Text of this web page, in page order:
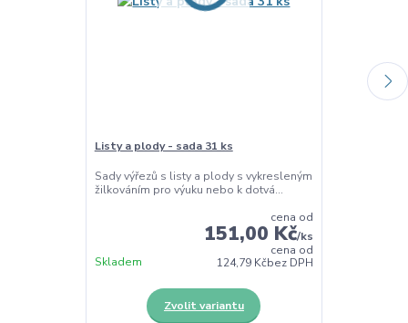
Listy a plody - sada 31 ks
Sady výřezů s listy a plody s vykresleným
žilkováním pro výuku nebo k dotvá...
cena od
151,00 Kč/ks
cena od
124,79 Kčbez DPH
Skladem
Zvolit variantu